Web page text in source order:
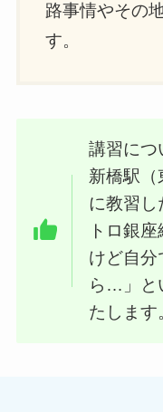
路事情やその
す。
講習につ
新橋駅（
に教習し
トロ銀
けど自分
ら…」と
たします